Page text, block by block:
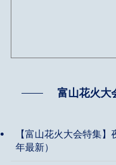
富山花火大
【富山花火大会特集
年最新）